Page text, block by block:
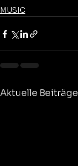
MUSIC
Aktuelle Beiträge